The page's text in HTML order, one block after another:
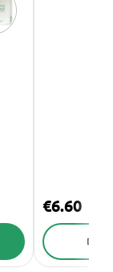
€6.60